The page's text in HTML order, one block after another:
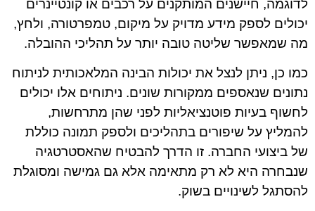
לדוגמה, חיישנים המותקנים על רכבים או קונטיינרים
יכולים לספק מידע מדויק על מיקום, טמפרטורה, ולחץ,
מה שמאפשר שליטה טובה יותר על תהליכי ההובלה.
כמו כן, ניתן לנצל את יכולות הבינה המלאכותית לניתוח
נתונים שנאספים ממקורות שונים. ניתוחים אלו יכולים
לחשוף בעיות פוטנציאליות לפני שהן מתרחשות,
להמליץ על שיפורים בתהליכים ולספק תמונה כוללת
של ביצועי החברה. זו הדרך להבטיח שהאסטרטגיה
שנבחרה היא לא רק מתאימה אלא גם גמישה ומסוגלת
להסתגל לשינויים בשוק.